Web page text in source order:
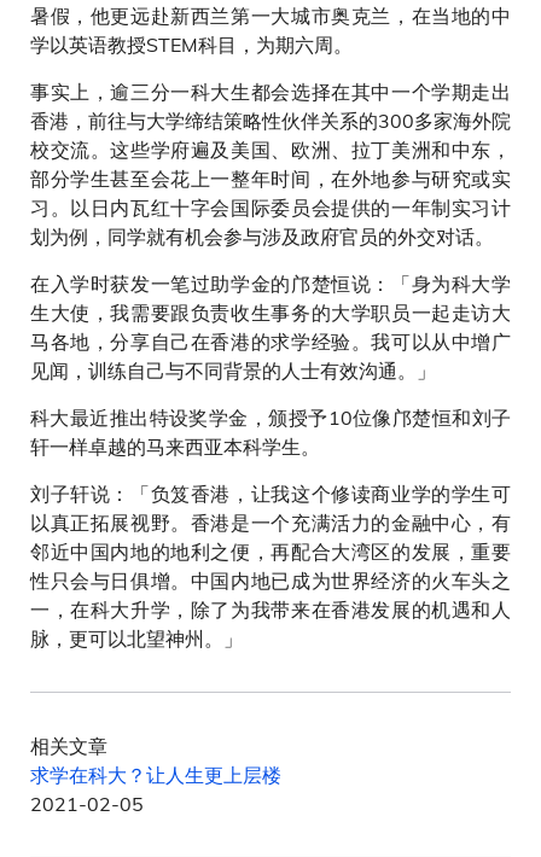
暑假，他更远赴新西兰第一大城市奥克兰，在当地的中
学以英语教授STEM科目，为期六周。
事实上，逾三分一科大生都会选择在其中一个学期走出
香港，前往与大学缔结策略性伙伴关系的300多家海外院
校交流。这些学府遍及美国、欧洲、拉丁美洲和中东，
部分学生甚至会花上一整年时间，在外地参与研究或实
习。以日内瓦红十字会国际委员会提供的一年制实习计
划为例，同学就有机会参与涉及政府官员的外交对话。
在入学时获发一笔过助学金的邝楚恒说：「身为科大学
生大使，我需要跟负责收生事务的大学职员一起走访大
马各地，分享自己在香港的求学经验。我可以从中增广
见闻，训练自己与不同背景的人士有效沟通。」
科大最近推出特设奖学金，颁授予10位像邝楚恒和刘子
轩一样卓越的马来西亚本科学生。
刘子轩说：「负笈香港，让我这个修读商业学的学生可
以真正拓展视野。香港是一个充满活力的金融中心，有
邻近中国内地的地利之便，再配合大湾区的发展，重要
性只会与日俱增。中国内地已成为世界经济的火车头之
一，在科大升学，除了为我带来在香港发展的机遇和人
脉，更可以北望神州。」
相关文章
求学在科大？让人生更上层楼
2021-02-05